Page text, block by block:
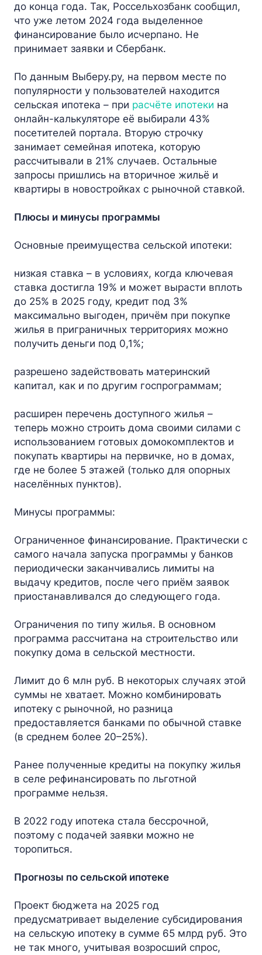
до конца года. Так, Россельхозбанк сообщил,
что уже летом 2024 года выделенное
финансирование было исчерпано. Не
принимает заявки и Сбербанк.
По данным Выберу.ру, на первом месте по
популярности у пользователей находится
сельская ипотека – при расчёте ипотеки на
онлайн-калькуляторе её выбирали 43%
посетителей портала. Вторую строчку
занимает семейная ипотека, которую
рассчитывали в 21% случаев. Остальные
запросы пришлись на вторичное жильё и
квартиры в новостройках с рыночной ставкой.
Плюсы и минусы программы
Основные преимущества сельской ипотеки:
низкая ставка – в условиях, когда ключевая
ставка достигла 19% и может вырасти вплоть
до 25% в 2025 году, кредит под 3%
максимально выгоден, причём при покупке
жилья в приграничных территориях можно
получить деньги под 0,1%;
разрешено задействовать материнский
капитал, как и по другим госпрограммам;
расширен перечень доступного жилья –
теперь можно строить дома своими силами с
использованием готовых домокомплектов и
покупать квартиры на первичке, но в домах,
где не более 5 этажей (только для опорных
населённых пунктов).
Минусы программы:
Ограниченное финансирование. Практически с
самого начала запуска программы у банков
периодически заканчивались лимиты на
выдачу кредитов, после чего приём заявок
приостанавливался до следующего года.
Ограничения по типу жилья. В основном
программа рассчитана на строительство или
покупку дома в сельской местности.
Лимит до 6 млн руб. В некоторых случаях этой
суммы не хватает. Можно комбинировать
ипотеку с рыночной, но разница
предоставляется банками по обычной ставке
(в среднем более 20–25%).
Ранее полученные кредиты на покупку жилья
в селе рефинансировать по льготной
программе нельзя.
В 2022 году ипотека стала бессрочной,
поэтому с подачей заявки можно не
торопиться.
Прогнозы по сельской ипотеке
Проект бюджета на 2025 год
предусматривает выделение субсидирования
на сельскую ипотеку в сумме 65 млрд руб. Это
не так много, учитывая возросший спрос,